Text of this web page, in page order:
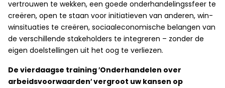
vertrouwen te wekken, een goede onderhandelingssfeer te
creëren, open te staan voor initiatieven van anderen, win-
winsituaties te creëren, sociaaleconomische belangen van
de verschillende stakeholders te integreren – zonder de
eigen doelstellingen uit het oog te verliezen.
De vierdaagse training ′Onderhandelen over
arbeidsvoorwaarden′ vergroot uw kansen op